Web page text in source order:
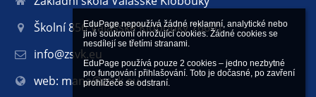
EduPage nepoužívá žádné reklamní, analytické nebo
jiné soukromí ohrožující cookies. Žádné cookies se
nesdílejí se třetími stranami.
EduPage používá pouze 2 cookies – jedno nezbytné
pro fungování přihlašování. Toto je dočasné, po zavření
prohlížeče se odstraní.
Školní 856 Valašské Klobouky 76601
info@zsvk.eu
web: mana@zsvk.eu